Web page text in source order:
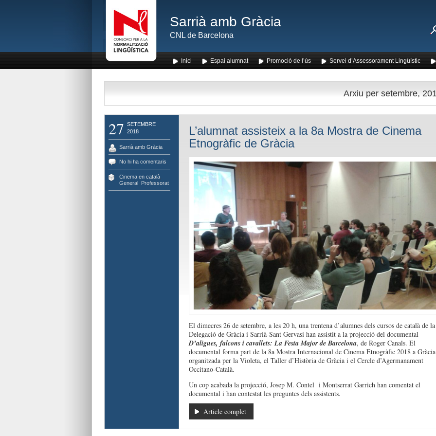
Sarrià amb Gràcia
CNL de Barcelona
Inici Espai alumnat Promoció de l’ús Servei d’Assessorament Lingüístic
Arxiu per setembre,
27 SETEMBRE
2018
Sarrià amb Gràcia
No hi ha comentaris
Cinema en català,
General, Professorat
L’alumnat assisteix a la 8a Mostra de Cinema
Etnogràfic de Gràcia
El dimecres 26 de setembre, a les 20 h, una trentena d’alumnes dels cursos de català de la
Delegació de Gràcia i Sarrià-Sant Gervasi han assistit a la projecció del documental
D’aligues, falcons i cavallets: La Festa Major de Barcelona, de Roger Canals. El
documental forma part de la 8a Mostra Internacional de Cinema Etnogràfic 2018 a
organitzada per la Violeta, el Taller d’Història de Gràcia i el Cercle d’Agermanament
Occitano-Català.
Un cop acabada la projecció, Josep M. Contel i Montserrat Garrich han comentat el
documental i han contestat les preguntes dels assistents.
Article complet